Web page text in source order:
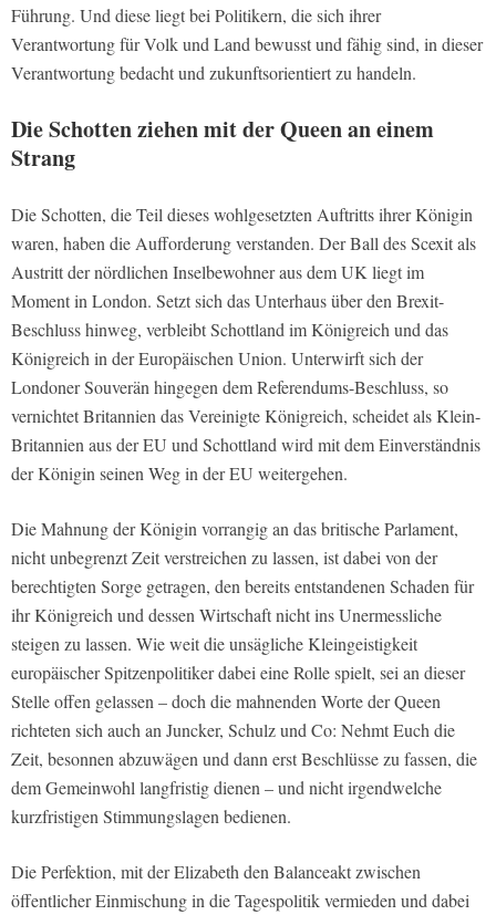
Führung. Und diese liegt bei Politikern, die sich ihrer
Verantwortung für Volk und Land bewusst und fähig sind, in dieser
Verantwortung bedacht und zukunftsorientiert zu handeln.
Die Schotten ziehen mit der Queen an einem
Strang
Die Schotten, die Teil dieses wohlgesetzten Auftritts ihrer Königin
waren, haben die Aufforderung verstanden. Der Ball des Scexit als
Austritt der nördlichen Inselbewohner aus dem UK liegt im
Moment in London. Setzt sich das Unterhaus über den Brexit-
Beschluss hinweg, verbleibt Schottland im Königreich und das
Königreich in der Europäischen Union. Unterwirft sich der
Londoner Souverän hingegen dem Referendums-Beschluss, so
vernichtet Britannien das Vereinigte Königreich, scheidet als Klein-
Britannien aus der EU und Schottland wird mit dem Einverständnis
der Königin seinen Weg in der EU weitergehen.
Die Mahnung der Königin vorrangig an das britische Parlament,
nicht unbegrenzt Zeit verstreichen zu lassen, ist dabei von der
berechtigten Sorge getragen, den bereits entstandenen Schaden für
ihr Königreich und dessen Wirtschaft nicht ins Unermessliche
steigen zu lassen. Wie weit die unsägliche Kleingeistigkeit
europäischer Spitzenpolitiker dabei eine Rolle spielt, sei an dieser
Stelle offen gelassen – doch die mahnenden Worte der Queen
richteten sich auch an Juncker, Schulz und Co: Nehmt Euch die
Zeit, besonnen abzuwägen und dann erst Beschlüsse zu fassen, die
dem Gemeinwohl langfristig dienen – und nicht irgendwelche
kurzfristigen Stimmungslagen bedienen.
Die Perfektion, mit der Elizabeth den Balanceakt zwischen
öffentlicher Einmischung in die Tagespolitik vermieden und dabei